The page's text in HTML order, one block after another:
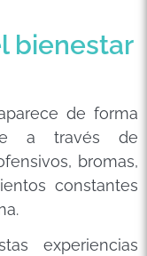
bienestar
de forma
a través de
bromas,
constantes
experiencias